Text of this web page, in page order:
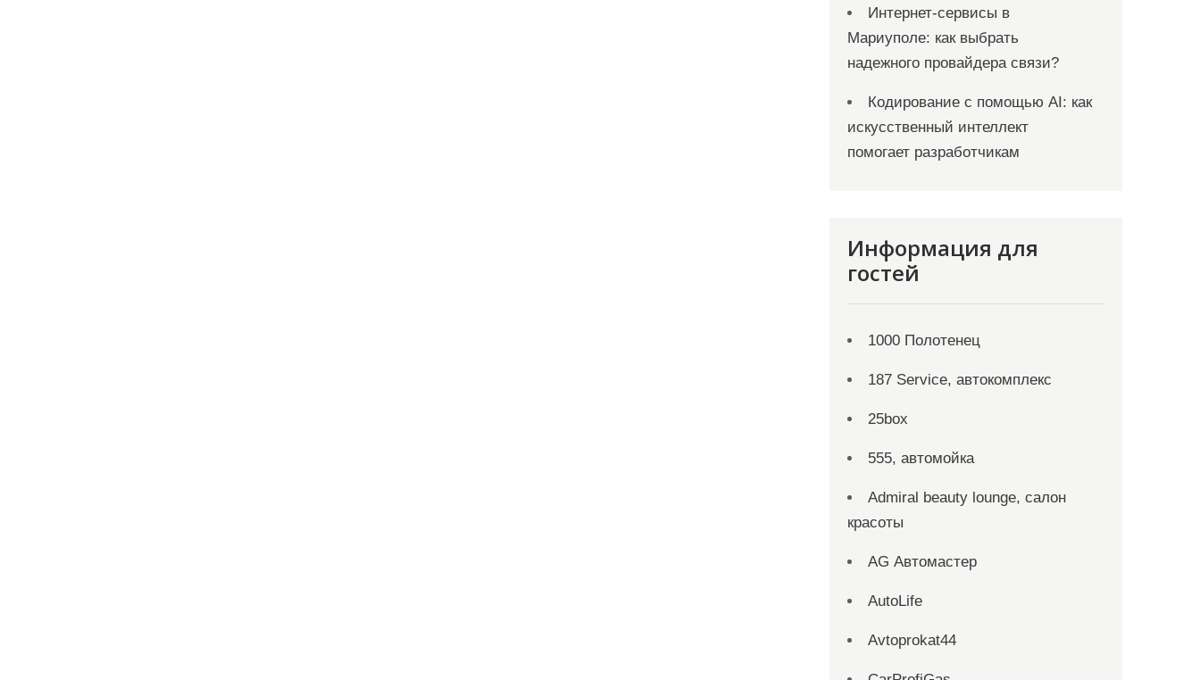
Интернет-сервисы в
Мариуполе: как выбрать
надежного провайдера связи?
Кодирование с помощью AI: как
искусственный интеллект
помогает разработчикам
Информация для
гостей
1000 Полотенец
187 Service, автокомплекс
25box
555, автомойка
Admiral beauty lounge, салон
красоты
AG Автомастер
AutoLife
Avtoprokat44